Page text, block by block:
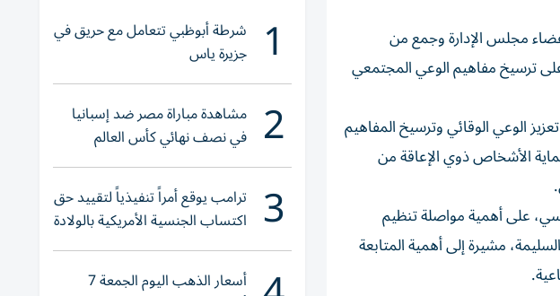
مجلس الإدارة وجمع من
ترسيخ مفاهيم الوعي المجتمعي
الوعي الوقائي وترسيخ المفاهيم
الأشخاص ذوي الإعاقة من
على أهمية مواصلة تنظيم
مشيرة إلى أهمية المتابعة
1 شرطة أبوظبي تتعامل مع حريق في
جزيرة ياس
2 مشاهدة مباراة مصر ضد إسبانيا
في نصف نهائي كأس العالم
لناشئات اليد 2026
3 ترامب يوقع أمراً تنفيذياً لتقييد حق
اكتساب الجنسية الأمريكية بالولادة
أسعار الذهب اليوم الجمعة 7